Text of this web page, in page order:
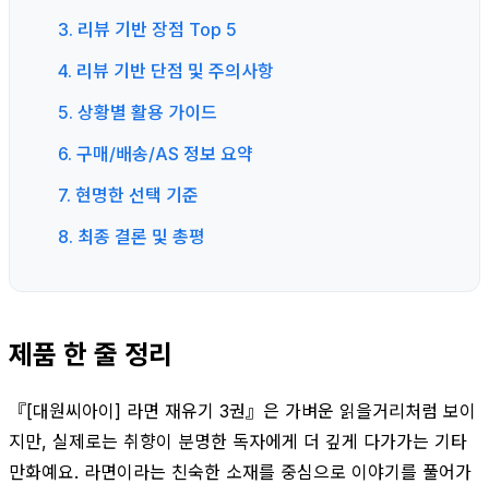
3. 리뷰 기반 장점 Top 5
4. 리뷰 기반 단점 및 주의사항
5. 상황별 활용 가이드
6. 구매/배송/AS 정보 요약
7. 현명한 선택 기준
8. 최종 결론 및 총평
제품 한 줄 정리
『[대원씨아이] 라면 재유기 3권』은 가벼운 읽을거리처럼 보이
지만, 실제로는 취향이 분명한 독자에게 더 깊게 다가가는 기타
만화예요. 라면이라는 친숙한 소재를 중심으로 이야기를 풀어가